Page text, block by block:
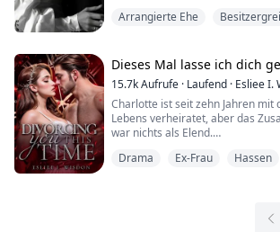
sogar seine Frau Tamara, die
Tamara ist eine sanfte, liebevolle
Arrangierte Ehe
Dieses Mal lasse ich dich
15.7kAufrufe · Laufend · Esliee
Charlotte ist seit zehn Jahren mit
Lebens verheiratet, aber das
war nichts als Elend.
Als das Oberhaupt der Familie
Christopher waren stärker als
Besessenheit, also hielt sie ihn
Drama Ex-Frau Hassen